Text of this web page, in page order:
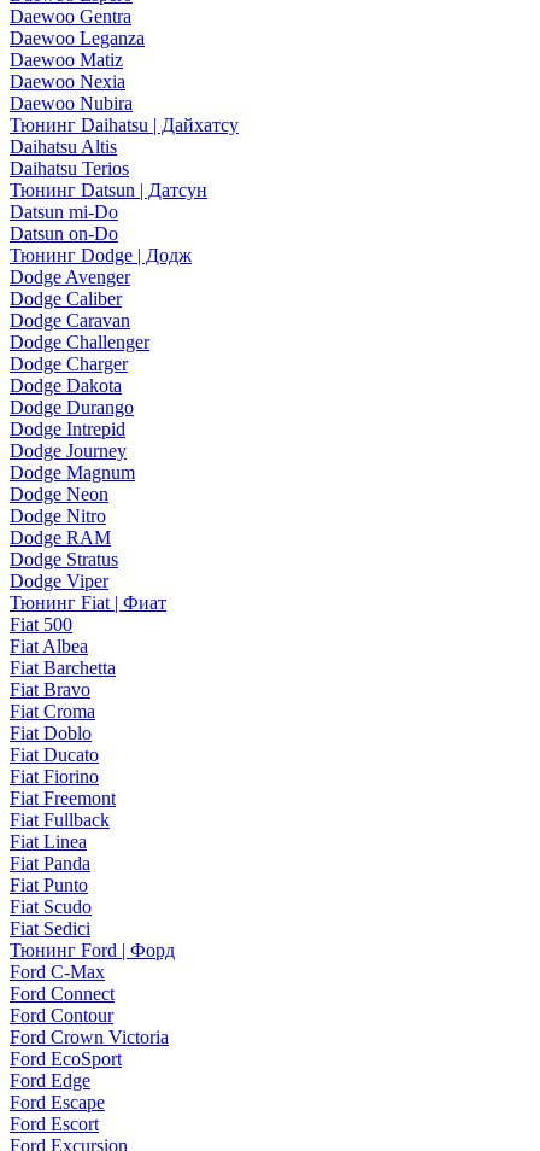
Daewoo Gentra
Daewoo Leganza
Daewoo Matiz
Daewoo Nexia
Daewoo Nubira
Тюнинг Daihatsu | Дайхатсу
Daihatsu Altis
Daihatsu Terios
Тюнинг Datsun | Датсун
Datsun mi-Do
Datsun on-Do
Тюнинг Dodge | Додж
Dodge Avenger
Dodge Caliber
Dodge Caravan
Dodge Challenger
Dodge Charger
Dodge Dakota
Dodge Durango
Dodge Intrepid
Dodge Journey
Dodge Magnum
Dodge Neon
Dodge Nitro
Dodge RAM
Dodge Stratus
Dodge Viper
Тюнинг Fiat | Фиат
Fiat 500
Fiat Albea
Fiat Barchetta
Fiat Bravo
Fiat Croma
Fiat Doblo
Fiat Ducato
Fiat Fiorino
Fiat Freemont
Fiat Fullback
Fiat Linea
Fiat Panda
Fiat Punto
Fiat Scudo
Fiat Sedici
Тюнинг Ford | Форд
Ford C-Max
Ford Connect
Ford Contour
Ford Crown Victoria
Ford EcoSport
Ford Edge
Ford Escape
Ford Escort
Ford Excursion